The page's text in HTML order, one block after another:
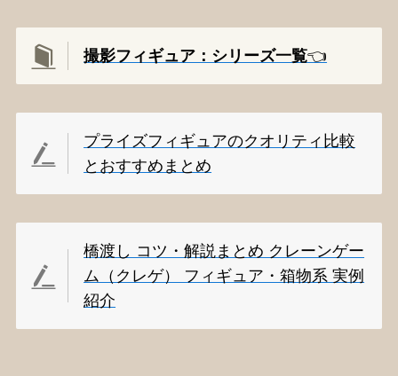
撮影フィギュア：シリーズ一覧👈️
プライズフィギュアのクオリティ比較
とおすすめまとめ
橋渡し コツ・解説まとめ クレーンゲー
ム（クレゲ） フィギュア・箱物系 実例
紹介